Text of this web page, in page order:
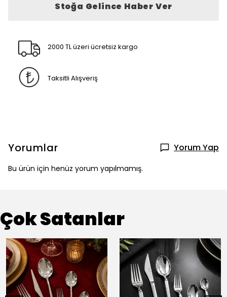
Stoğa Gelince Haber Ver
2000 TL üzeri ücretsiz kargo
Taksitli Alışveriş
Yorumlar Yorum Yap
Bu ürün için henüz yorum yapılmamış.
Çok Satanlar